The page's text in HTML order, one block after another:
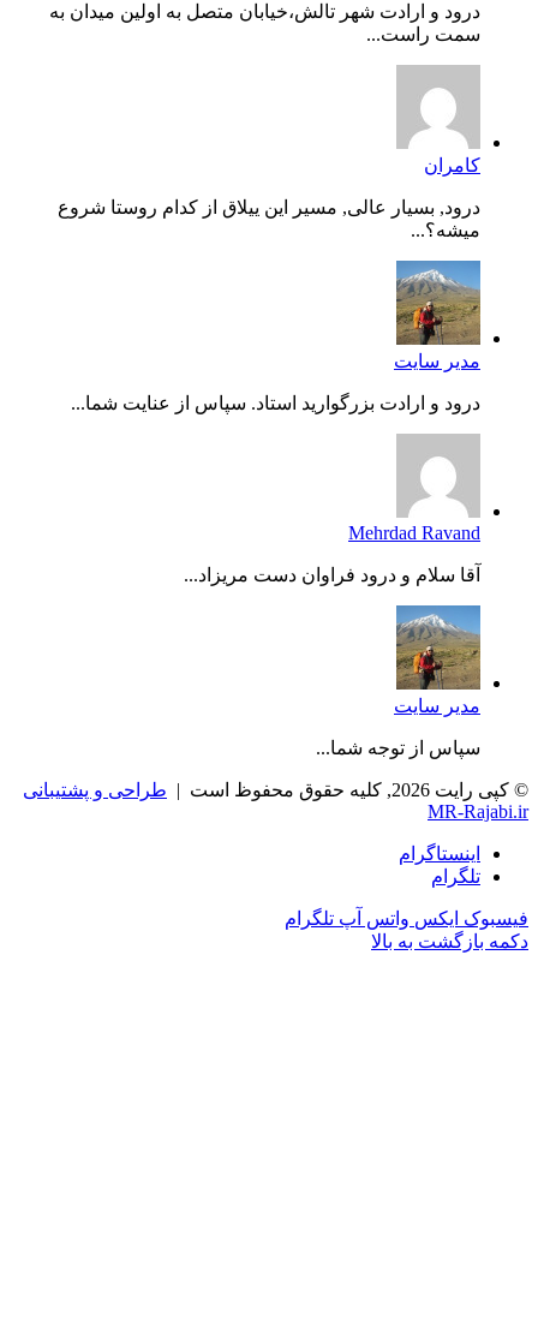
درود و ارادت شهر تالش،خیابان متصل به اولین میدان به
سمت راست...
کامران
درود, بسیار عالی, مسیر این ییلاق از کدام روستا شروع
میشه؟...
مدیر سایت
درود و ارادت بزرگوارید استاد. سپاس از عنایت شما...
Mehrdad Ravand
آقا سلام و درود فراوان دست مریزاد...
مدیر سایت
سپاس از توجه شما...
© کپی رایت 2026, کلیه حقوق محفوظ است |
طراحی و پشتیبانی
MR-Rajabi.ir
اینستاگرام
تلگرام
فیسبوک ایکس واتس آپ تلگرام
دکمه بازگشت به بالا